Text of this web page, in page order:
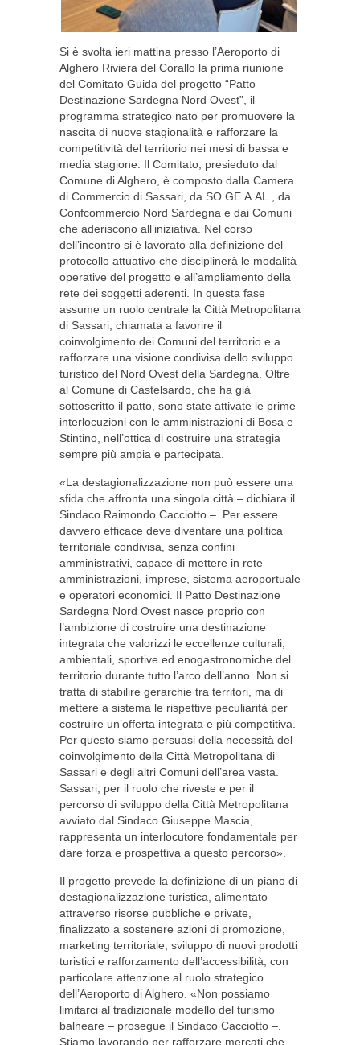
Si è svolta ieri mattina presso l’Aeroporto di
Alghero Riviera del Corallo la prima riunione
del Comitato Guida del progetto “Patto
Destinazione Sardegna Nord Ovest”, il
programma strategico nato per promuovere la
nascita di nuove stagionalità e rafforzare la
competitività del territorio nei mesi di bassa e
media stagione. Il Comitato, presieduto dal
Comune di Alghero, è composto dalla Camera
di Commercio di Sassari, da SO.GE.A.AL., da
Confcommercio Nord Sardegna e dai Comuni
che aderiscono all’iniziativa. Nel corso
dell’incontro si è lavorato alla definizione del
protocollo attuativo che disciplinerà le modalità
operative del progetto e all’ampliamento della
rete dei soggetti aderenti. In questa fase
assume un ruolo centrale la Città Metropolitana
di Sassari, chiamata a favorire il
coinvolgimento dei Comuni del territorio e a
rafforzare una visione condivisa dello sviluppo
turistico del Nord Ovest della Sardegna. Oltre
al Comune di Castelsardo, che ha già
sottoscritto il patto, sono state attivate le prime
interlocuzioni con le amministrazioni di Bosa e
Stintino, nell’ottica di costruire una strategia
sempre più ampia e partecipata.
«La destagionalizzazione non può essere una
sfida che affronta una singola città – dichiara il
Sindaco Raimondo Cacciotto –. Per essere
davvero efficace deve diventare una politica
territoriale condivisa, senza confini
amministrativi, capace di mettere in rete
amministrazioni, imprese, sistema aeroportuale
e operatori economici. Il Patto Destinazione
Sardegna Nord Ovest nasce proprio con
l’ambizione di costruire una destinazione
integrata che valorizzi le eccellenze culturali,
ambientali, sportive ed enogastronomiche del
territorio durante tutto l’arco dell’anno. Non si
tratta di stabilire gerarchie tra territori, ma di
mettere a sistema le rispettive peculiarità per
costruire un’offerta integrata e più competitiva.
Per questo siamo persuasi della necessità del
coinvolgimento della Città Metropolitana di
Sassari e degli altri Comuni dell’area vasta.
Sassari, per il ruolo che riveste e per il
percorso di sviluppo della Città Metropolitana
avviato dal Sindaco Giuseppe Mascia,
rappresenta un interlocutore fondamentale per
dare forza e prospettiva a questo percorso».
Il progetto prevede la definizione di un piano di
destagionalizzazione turistica, alimentato
attraverso risorse pubbliche e private,
finalizzato a sostenere azioni di promozione,
marketing territoriale, sviluppo di nuovi prodotti
turistici e rafforzamento dell’accessibilità, con
particolare attenzione al ruolo strategico
dell’Aeroporto di Alghero. «Non possiamo
limitarci al tradizionale modello del turismo
balneare – prosegue il Sindaco Cacciotto –.
Stiamo lavorando per rafforzare mercati che